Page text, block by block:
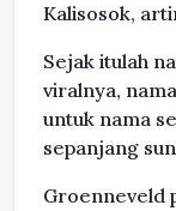
Kalisosok,
Sejak itulah
viralnya,
untuk nama
sepanjang
Groenneveld